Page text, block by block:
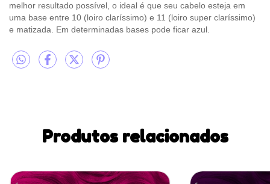
melhor resultado possível, o ideal é que seu cabelo esteja em
uma base entre 10 (loiro claríssimo) e 11 (loiro super claríssimo)
e matizada. Em determinadas bases pode ficar azul.
Produtos relacionados